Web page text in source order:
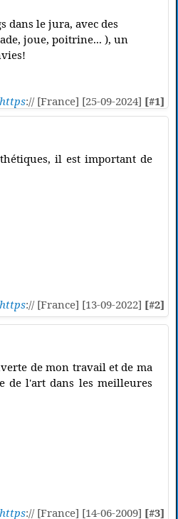
dans le jura, avec des
joue, poitrine... ), un
https:// [France] [25-09-2024] [#1]
il est important de
https:// [France] [13-09-2022] [#2]
de mon travail et de ma
de l'art dans les meilleures
https:// [France] [14-06-2009] [#3]